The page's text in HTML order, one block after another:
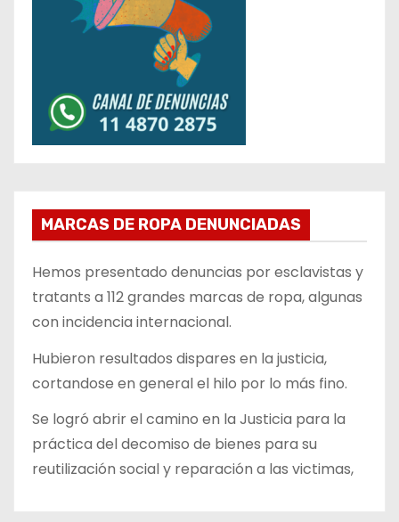
MARCAS DE ROPA DENUNCIADAS
Hemos presentado denuncias por esclavistas y
tratants a 112 grandes marcas de ropa, algunas
con incidencia internacional.
Hubieron resultados dispares en la justicia,
cortandose en general el hilo por lo más fino.
Se logró abrir el camino en la Justicia para la
práctica del decomiso de bienes para su
reutilización social y reparación a las victimas,